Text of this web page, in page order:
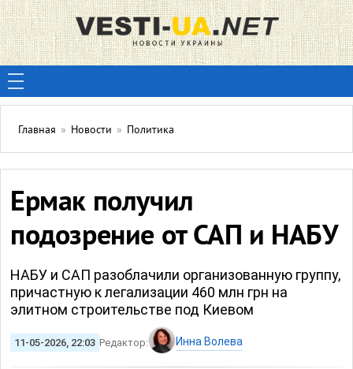
Главная » Новости » Политика
Ермак получил
подозрение от САП и НАБУ
НАБУ и САП разоблачили организованную группу,
причастную к легализации 460 млн грн на
элитном строительстве под Киевом
11-05-2026, 22:03 Редактор: Инна Волева